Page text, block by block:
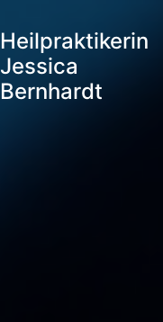
Heilpraktikerin
Jessica
Bernhardt